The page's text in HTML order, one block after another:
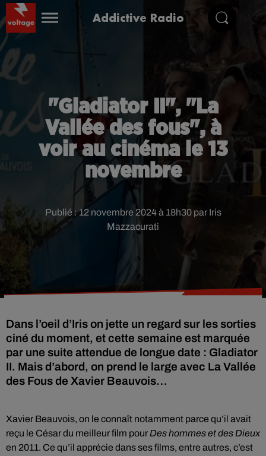
Addictive Radio
"Gladiator II", "La
Vallée des fous", à
voir au cinéma le 13
novembre
Publié : 12 novembre 2024 à 18h30 par Iris
Mazzacurati
Dans l’oeil d’Iris on jette un regard sur les sorties
ciné du moment, et cette semaine est marquée
par une suite attendue de longue date : Gladiator
II. Mais d’abord, on prend le large avec La Vallée
des Fous de Xavier Beauvois…
Xavier Beauvois, on le connaît notamment parce qu’il avait
reçu le César du meilleur film pour Des hommes et des Dieux
en 2011. Ce qu’il apprécie dans ses films, entre autres, c’est